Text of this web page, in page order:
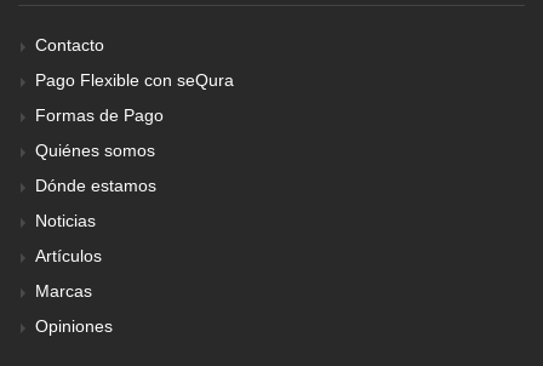
Contacto
Pago Flexible con seQura
Formas de Pago
Quiénes somos
Dónde estamos
Noticias
Artículos
Marcas
Opiniones